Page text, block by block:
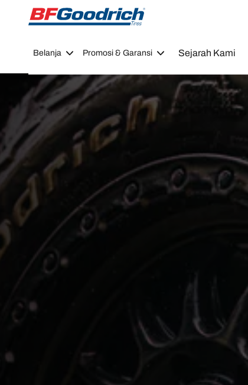
Go to page content
Go to page navigation
Belanja Promosi & Garansi Sejarah Kami